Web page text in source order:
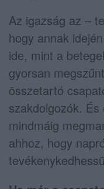
Az igazság az –
hogy annak
ide, mint a
gyorsan
összetartó
szakdolgozók.
mindmáig
ahhoz, hogy